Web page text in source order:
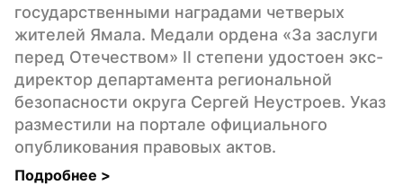
государственными наградами четверых
жителей Ямала. Медали ордена «За заслуги
перед Отечеством» II степени удостоен экс-
директор департамента региональной
безопасности округа Сергей Неустроев. Указ
разместили на портале официального
опубликования правовых актов.
Подробнее >